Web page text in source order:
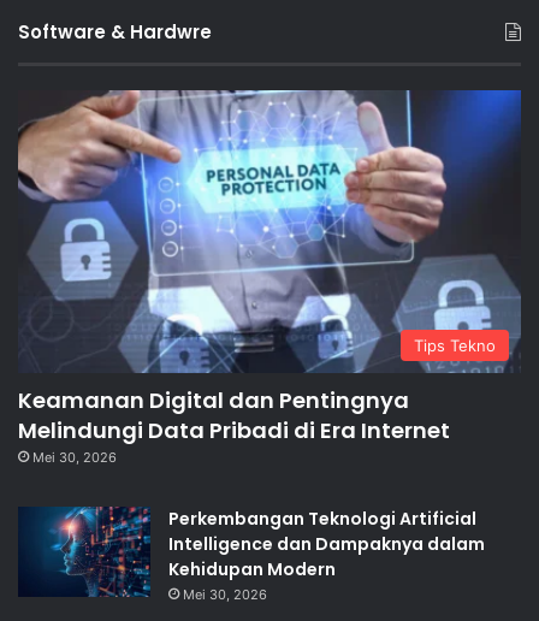
Software & Hardwre
Tips Tekno
Keamanan Digital dan Pentingnya
Melindungi Data Pribadi di Era Internet
Mei 30, 2026
Perkembangan Teknologi Artificial
Intelligence dan Dampaknya dalam
Kehidupan Modern
Mei 30, 2026